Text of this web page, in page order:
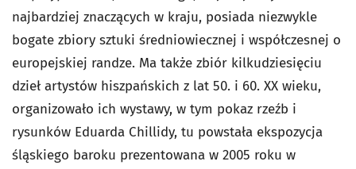
najbardziej znaczących w kraju, posiada niezwykle
bogate zbiory sztuki średniowiecznej i współczesnej o
europejskiej randze. Ma także zbiór kilkudziesięciu
dzieł artystów hiszpańskich z lat 50. i 60. XX wieku,
organizowało ich wystawy, w tym pokaz rzeźb i
rysunków Eduarda Chillidy, tu powstała ekspozycja
śląskiego baroku prezentowana w 2005 roku w